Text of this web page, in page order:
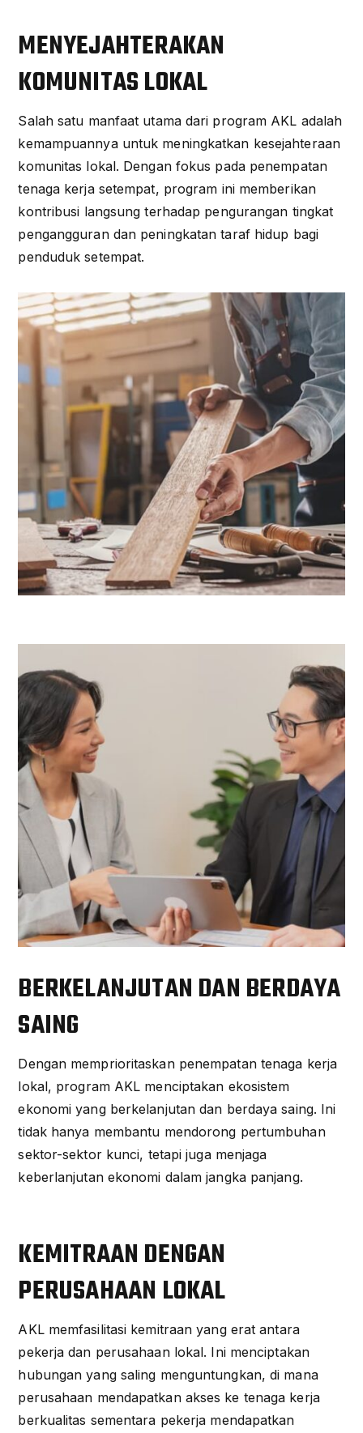
MENYEJAHTERAKAN
KOMUNITAS LOKAL
Salah satu manfaat utama dari program AKL adalah
kemampuannya untuk meningkatkan kesejahteraan
komunitas lokal. Dengan fokus pada penempatan
tenaga kerja setempat, program ini memberikan
kontribusi langsung terhadap pengurangan tingkat
pengangguran dan peningkatan taraf hidup bagi
penduduk setempat.
BERKELANJUTAN DAN BERDAYA
SAING
Dengan memprioritaskan penempatan tenaga kerja
lokal, program AKL menciptakan ekosistem
ekonomi yang berkelanjutan dan berdaya saing. Ini
tidak hanya membantu mendorong pertumbuhan
sektor-sektor kunci, tetapi juga menjaga
keberlanjutan ekonomi dalam jangka panjang.
KEMITRAAN DENGAN
PERUSAHAAN LOKAL
AKL memfasilitasi kemitraan yang erat antara
pekerja dan perusahaan lokal. Ini menciptakan
hubungan yang saling menguntungkan, di mana
perusahaan mendapatkan akses ke tenaga kerja
berkualitas sementara pekerja mendapatkan